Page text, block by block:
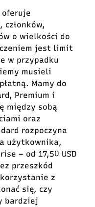
oferuje
o wielkości do
jest limit
w przypadku
musieli
Mamy do
Premium i
między sobą
oraz
rozpoczyna
użytkownika,
– od 17,50 USD
przeszkód
z
się, czy
bardziej